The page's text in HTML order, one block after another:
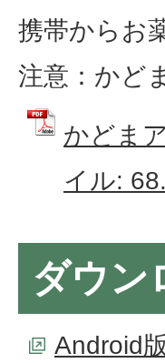
携帯からお
注意：かど
かどま
イル:
ダウン
Android